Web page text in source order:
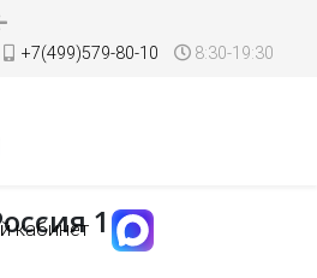
+7(499)579-80-10 8:30-19:30
кабинет1